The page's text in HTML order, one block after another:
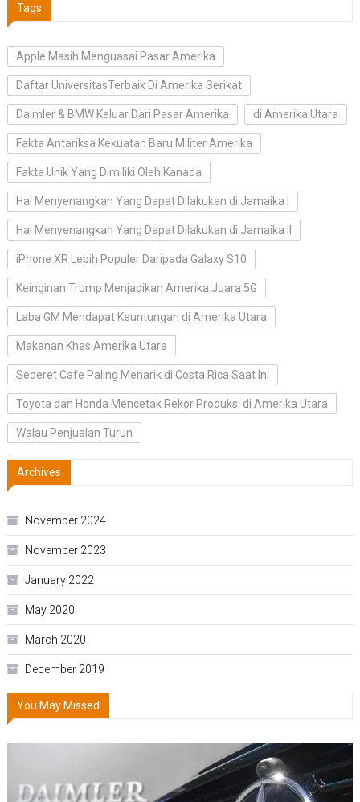
Tags
Apple Masih Menguasai Pasar Amerika
Daftar UniversitasTerbaik Di Amerika Serikat
Daimler & BMW Keluar Dari Pasar Amerika di Amerika Utara
Fakta Antariksa Kekuatan Baru Militer Amerika
Fakta Unik Yang Dimiliki Oleh Kanada
Hal Menyenangkan Yang Dapat Dilakukan di Jamaika I
Hal Menyenangkan Yang Dapat Dilakukan di Jamaika II
iPhone XR Lebih Populer Daripada Galaxy S10
Keinginan Trump Menjadikan Amerika Juara 5G
Laba GM Mendapat Keuntungan di Amerika Utara
Makanan Khas Amerika Utara
Sederet Cafe Paling Menarik di Costa Rica Saat Ini
Toyota dan Honda Mencetak Rekor Produksi di Amerika Utara
Walau Penjualan Turun
Archives
November 2024
November 2023
January 2022
May 2020
March 2020
December 2019
You May Missed